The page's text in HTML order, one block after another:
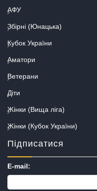
АФУ
Збірні (Юнацька)
Кубок України
Аматори
Ветерани
Діти
Жінки (Вища ліга)
Жінки (Кубок України)
Підписатися
E-mail: